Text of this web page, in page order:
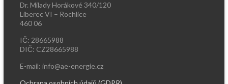
Dr. Milady Horákové 340/120
Liberec VI – Rochlice
460 06
IČ: 28665988
DIČ: CZ28665988
E-mail: info@ae-energie.cz